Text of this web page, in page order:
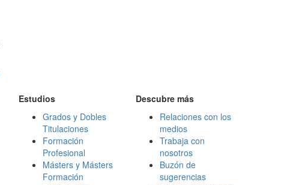
Estudios
Grados y Dobles
Titulaciones
Formación
Profesional
Másters y Másters
Formación
Descubre más
Relaciones con los
medios
Trabaja con
nosotros
Buzón de
sugerencias